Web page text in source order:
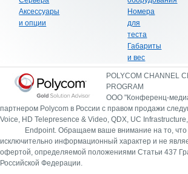
Аксессуары
и опции
Номера
для
теста
Габариты
и вес
POLYCOM CHANNEL
PROGRAM
ООО "Конференц-
партнером Polycom в России с правом продажи
Voice, HD Telepresence & Video, QDX, UC
Endpoint. Обращаем ваше внимание на то, что
исключительно информационный характер и не
офертой, определяемой положениями Статьи 437
Российской Федерации.